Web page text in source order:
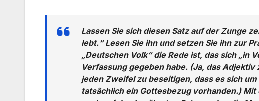
Lassen Sie sich diesen Satz auf der Zunge
lebt.“ Lesen Sie ihn und setzen Sie ihn zur
„Deutschen Volk“ die Rede ist, das sich „in
Verfassung gegeben habe. (Ja, das
jeden Zweifel zu beseitigen, dass es sich
tatsächlich ein Gottesbezug vorhanden.)